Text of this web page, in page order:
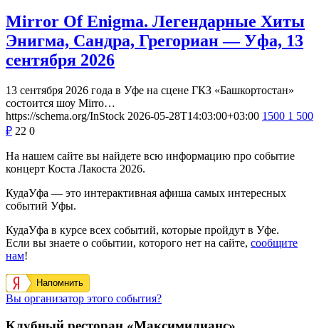
Mirror Of Enigma. Легендарные Хиты
Энигма, Сандра, Грегориан — Уфа, 13
сентября 2026
13 сентября 2026 года в Уфе на сцене ГКЗ «Башкортостан»
состоится шоу Mirro…
https://schema.org/InStock 2026-05-28T14:03:00+03:00 1500 1 500
₽ 22 0
На нашем сайте вы найдете всю информацию про событие
концерт Коста Лакоста 2026.
КудаУфа — это интерактивная афиша самых интересных
событий Уфы.
КудаУфа в курсе всех событий, которые пройдут в Уфе.
Если вы знаете о событии, которого нет на сайте, сообщите
нам!
Напомнить
Вы организатор этого события?